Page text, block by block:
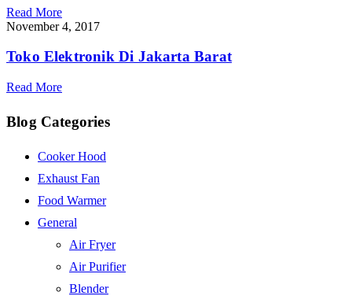
Read More
November 4, 2017
Toko Elektronik Di Jakarta Barat
Read More
Blog Categories
Cooker Hood
Exhaust Fan
Food Warmer
General
Air Fryer
Air Purifier
Blender